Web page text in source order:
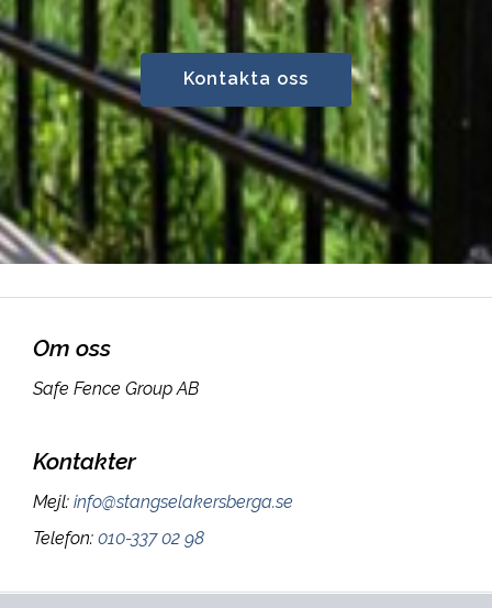
Kontakta oss
Om oss
Safe Fence Group AB
Kontakter
Mejl: info@stangselakersberga.se
Telefon: 010-337 02 98